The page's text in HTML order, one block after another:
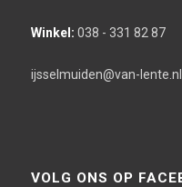
Winkel: 038 - 331 82 87
ijsselmuiden@van-lente.nl
VOLG ONS OP